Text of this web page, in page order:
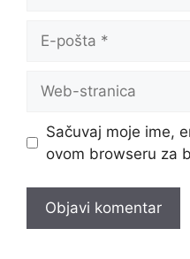
pošta
stranica
Sačuvaj moje ime,
ovom browseru za